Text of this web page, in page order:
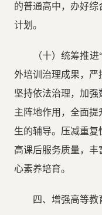
的普通高中，办好
计划。
（十）统筹推
外培训治理成果，严
坚持依法治理，加
主阵地作用，全面
生的辅导。压减重
高课后服务质量，
心素养培育。
四、增强高等